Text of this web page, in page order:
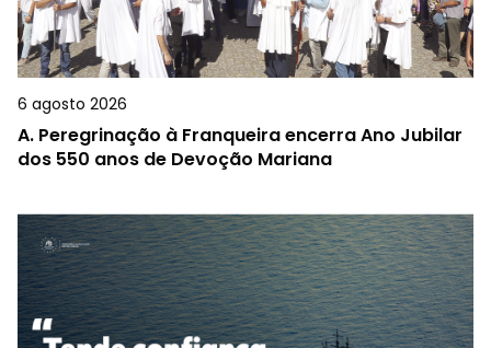
6 agosto 2026
A. Peregrinação à Franqueira encerra Ano Jubilar
dos 550 anos de Devoção Mariana